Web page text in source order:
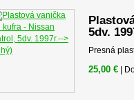
5dv.
Presná
25,00 € |